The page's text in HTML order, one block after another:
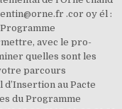
.cor oy él :
avec le pro-
quelles sont les
parcours
au Pacte
du Programme